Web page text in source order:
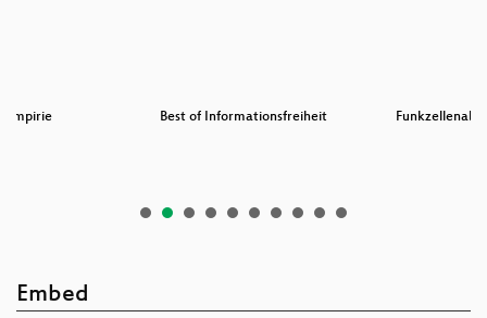
Empirie Best of Informationsfreiheit
Embed